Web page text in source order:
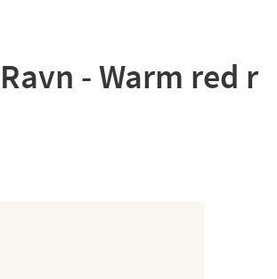
- Warm red r